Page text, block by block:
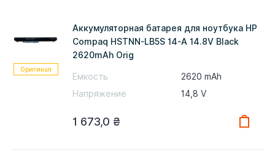
Оригинал
Аккумуляторная батарея для ноутбука HP
Compaq HSTNN-LB5S 14-A 14.8V Black
2620mAh Orig
Емкость
2620 mAh
Напряжение
14,8 V
1 673,0 ₴